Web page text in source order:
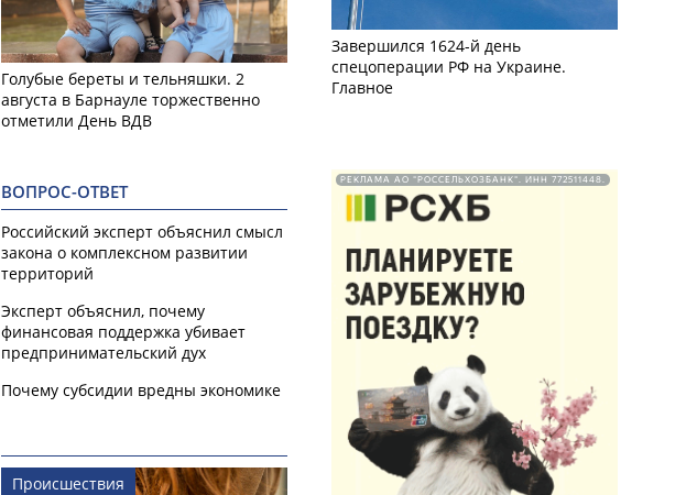
Голубые береты и тельняшки. 2
августа в Барнауле торжественно
отметили День ВДВ
ВОПРОС-ОТВЕТ
Российский эксперт объяснил смысл
закона о комплексном развитии
территорий
Эксперт объяснил, почему
финансовая поддержка убивает
предпринимательский дух
Почему субсидии вредны экономике
Происшествия
Завершился 1624-й день
спецоперации РФ на Украине.
Главное
РЕКЛАМА АО "РОССЕЛЬХОЗБАНК". ИНН 772511448.